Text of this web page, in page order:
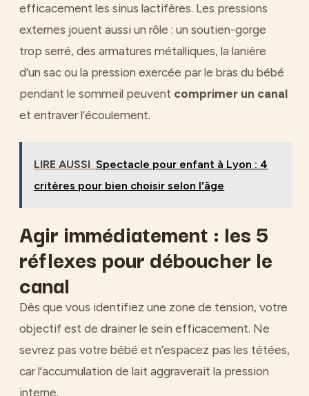
efficacement les sinus lactifères. Les pressions
externes jouent aussi un rôle : un soutien-gorge
trop serré, des armatures métalliques, la lanière
d’un sac ou la pression exercée par le bras du bébé
pendant le sommeil peuvent comprimer un canal
et entraver l’écoulement.
LIRE AUSSI Spectacle pour enfant à Lyon : 4
critères pour bien choisir selon l'âge
Agir immédiatement : les 5
réflexes pour déboucher le
canal
Dès que vous identifiez une zone de tension, votre
objectif est de drainer le sein efficacement. Ne
sevrez pas votre bébé et n’espacez pas les tétées,
car l’accumulation de lait aggraverait la pression
interne.